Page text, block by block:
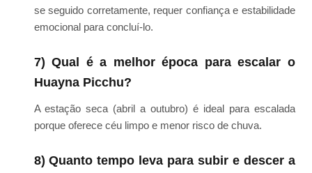
se seguido corretamente, requer confiança e estabilidade
emocional para concluí-lo.
7) Qual é a melhor época para escalar o
Huayna Picchu?
A estação seca (abril a outubro) é ideal para escalada
porque oferece céu limpo e menor risco de chuva.
8) Quanto tempo leva para subir e descer a